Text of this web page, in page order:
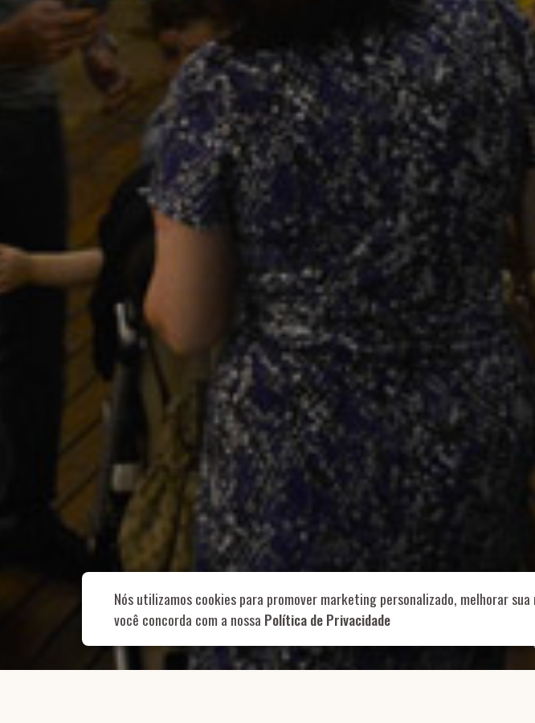
Rua Aurélia, 1714 – Vila Romana, São Paulo – SP
Role
Nós utilizamos cookies para promover marketing personalizado, melhorar
você concorda com a nossa Política de Privacidade